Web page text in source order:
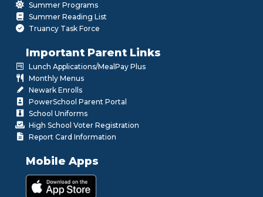
Summer Programs
Summer Reading List
Truancy Task Force
Important Parent Links
Lunch Applications/MealPay Plus
Monthly Menus
Newark Enrolls
PowerSchool Parent Portal
School Uniforms
High School Voter Registration
Report Card Information
Mobile Apps